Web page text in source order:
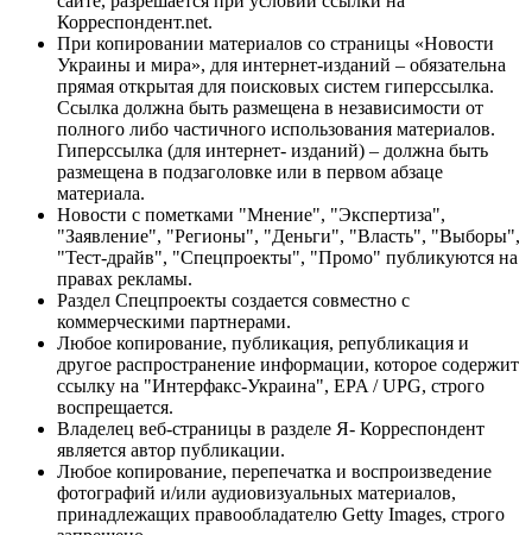
Корреспондент.net.
При копировании материалов со страницы «Новости
Украины и мира», для интернет-изданий – обязательна
прямая открытая для поисковых систем гиперссылка.
Ссылка должна быть размещена в независимости от
полного либо частичного использования материалов.
Гиперссылка (для интернет- изданий) – должна быть
размещена в подзаголовке или в первом абзаце
материала.
Новости с пометками "Мнение", "Экспертиза",
"Заявление", "Регионы", "Деньги", "Власть", "Выборы",
"Тест-драйв", "Спецпроекты", "Промо" публикуются на
правах рекламы.
Раздел Спецпроекты создается совместно с
коммерческими партнерами.
Любое копирование, публикация, републикация и
другое распространение информации, которое содержит
ссылку на "Интерфакс-Украина", EPA / UPG, строго
воспрещается.
Владелец веб-страницы в разделе Я- Корреспондент
является автор публикации.
Любое копирование, перепечатка и воспроизведение
фотографий и/или аудиовизуальных материалов,
принадлежащих правообладателю Getty Images, строго